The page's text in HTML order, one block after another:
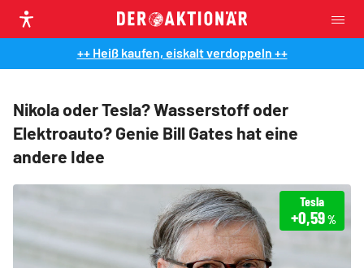
++ Heiß kaufen, eiskalt verdoppeln ++
Nikola oder Tesla? Wasserstoff oder
Elektroauto? Genie Bill Gates hat eine
andere Idee
Tesla
+0,59%